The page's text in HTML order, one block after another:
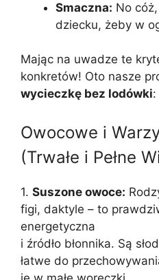
Smaczna: No
dziecku, żeby w
Mając na uwadze te
konkretów! Oto nasze
wycieczkę bez lodówki:
Owocowe i
(Trwałe i Pełne
1. Suszone owoce:
figi, daktyle – to
energetyczna
i źródło błonnika. Są
łatwe do